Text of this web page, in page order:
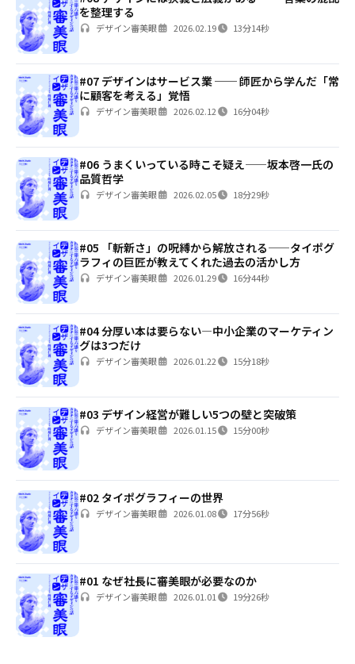
を整理する
デザイン審美眼 2026.02.19 13分14秒
#07 デザインはサービス業 ── 師匠から学んだ「常
に顧客を考える」覚悟
デザイン審美眼 2026.02.12 16分04秒
#06 うまくいっている時こそ疑え——坂本啓一氏の
品質哲学
デザイン審美眼 2026.02.05 18分29秒
#05 「斬新さ」の呪縛から解放される——タイポグ
ラフィの巨匠が教えてくれた過去の活かし方
デザイン審美眼 2026.01.29 16分44秒
#04 分厚い本は要らない—中小企業のマーケティン
グは3つだけ
デザイン審美眼 2026.01.22 15分18秒
#03 デザイン経営が難しい5つの壁と突破策
デザイン審美眼 2026.01.15 15分00秒
#02 タイポグラフィーの世界
デザイン審美眼 2026.01.08 17分56秒
#01 なぜ社長に審美眼が必要なのか
デザイン審美眼 2026.01.01 19分26秒